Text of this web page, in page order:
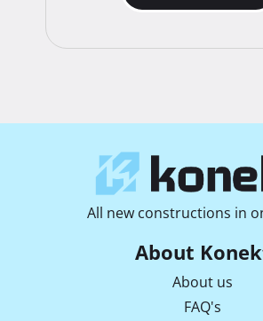
All new constructions in
About
About us
FAQ's